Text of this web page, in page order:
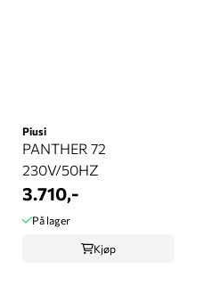
Piusi
PANTHER 72
230V/50HZ
3.710,-
På lager
Kjøp